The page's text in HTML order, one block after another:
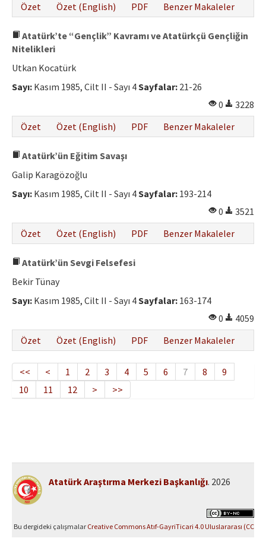
Özet
Özet (English) PDF Benzer Makaleler
Atatürk’te “Gençlik” Kavramı ve Atatürkçü Gençliğin
Nitelikleri
Utkan Kocatürk
Sayı: Kasım 1985, Cilt II - Sayı 4Sayfalar: 21-26
0
3228
Özet
Özet (English) PDF Benzer Makaleler
Atatürk’ün Eğitim Savaşı
Galip Karagözoğlu
Sayı: Kasım 1985, Cilt II - Sayı 4Sayfalar: 193-214
0
3521
Özet
Özet (English) PDF Benzer Makaleler
Atatürk’ün Sevgi Felsefesi
Bekir Tünay
Sayı: Kasım 1985, Cilt II - Sayı 4Sayfalar: 163-174
0
4059
Özet
Özet (English) PDF Benzer Makaleler
<< < 1 2 3 4 5 6 7 8
9
10
11 12 > >>
Atatürk Araştırma Merkezi Başkanlığı. 2026
Bu dergideki çalışmalar Creative Commons Atıf-GayriTicari 4.0 Uluslararası (CC